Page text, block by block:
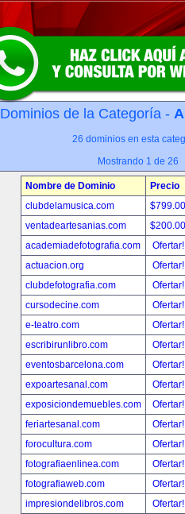
Dominios de la Categoría -
26 dominios en esta
Mostrando 1 de 26
Nombre de Dominio
Precio
clubdelamusica.com
ventadeartesanias.com
academiadefotografia.com
actuacion.org
clubdefotografia.com
cursodecine.com
e-teatro.com
escribirunlibro.com
eventosbarcelona.com
expoartesanal.com
exposiciondemuebles.com
feriartesanal.com
forocultura.com
fotografiaenlinea.com
fotografiaweb.com
impresiondelibros.com